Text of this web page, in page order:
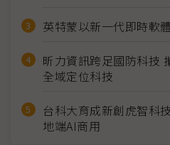
英特蒙以新一代即時軟
昕力資訊跨足國防科技
全域定位科技
台科大育成新創虎智科
地端AI商用